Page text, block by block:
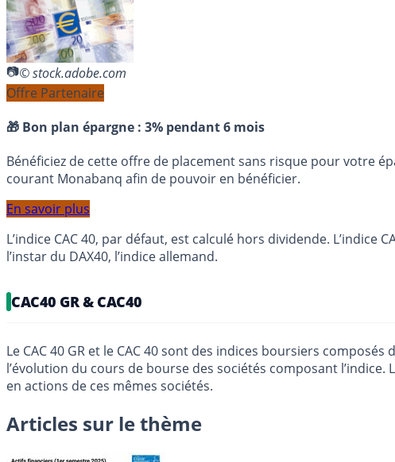
© stock.adobe.com
Offre Partenaire
🎁 Bon plan épargne : 3% pendant 6 mois
Bénéficiez de cette offre de placement sans risque pour votre
courant Monabanq afin de pouvoir en bénéficier.
En savoir plus
L’indice CAC 40, par défaut, est calculé hors dividende.
l’instar du DAX40, l’indice allemand.
CAC40 GR & CAC40
Le CAC 40 GR et le CAC 40 sont des indices boursiers
l’évolution du cours de bourse des sociétés composant
en actions de ces mêmes sociétés.
Articles sur le thème